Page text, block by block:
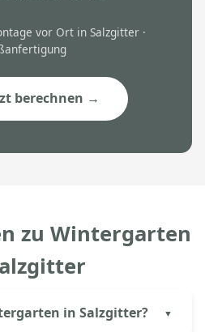
vor Ort in Salzgitter ·
berechnen →
zu Wintergarten
in Salzgitter?